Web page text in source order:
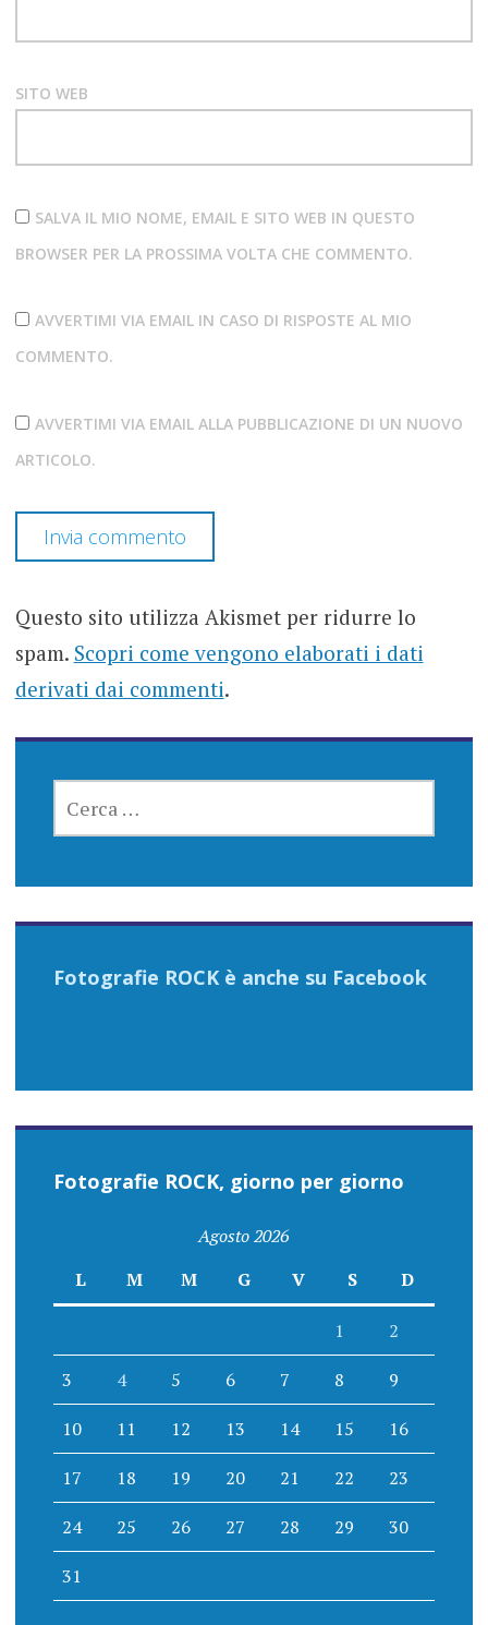
SITO WEB
SALVA IL MIO NOME, EMAIL E SITO WEB IN QUESTO
BROWSER PER LA PROSSIMA VOLTA CHE COMMENTO.
AVVERTIMI VIA EMAIL IN CASO DI RISPOSTE AL MIO
COMMENTO.
AVVERTIMI VIA EMAIL ALLA PUBBLICAZIONE DI UN NUOVO
ARTICOLO.
Questo sito utilizza Akismet per ridurre lo
spam. Scopri come vengono elaborati i dati
derivati dai commenti.
PER:
Fotografie ROCK è anche su Facebook
Fotografie ROCK, giorno per giorno
Agosto 2026
L
M M G V S D
1 2
3 4 5 6 7 8 9
10 11 12 13 14 15 16
17 18 19 20 21 22 23
24 25 26 27 28 29 30
31